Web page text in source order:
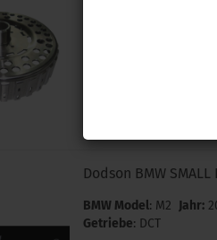
Dodson BMW SMALL
BMW Model: M2 Jahr:
Getriebe: DCT